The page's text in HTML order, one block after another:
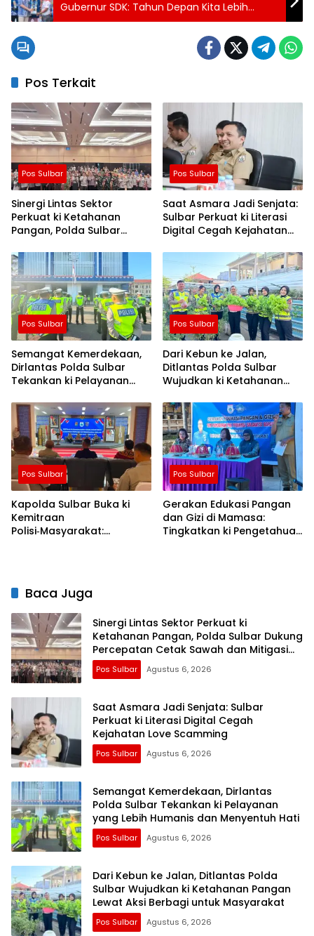
Gubernur SDK: Tahun Depan Kita Lebih
Meriahkan Lagi
Pos Terkait
Pos Sulbar
Sinergi Lintas Sektor
Perkuat ki Ketahanan
Pangan, Polda Sulbar
Sawah dan Mitigasi
Kekeringan
Pos Sulbar
Saat Asmara Jadi Senjata:
Sulbar Perkuat ki Literasi
Digital Cegah Kejahatan
Pos Sulbar
Semangat Kemerdekaan,
Dirlantas Polda Sulbar
Tekankan ki Pelayanan
Menyentuh Hati
Pos Sulbar
Dari Kebun ke Jalan,
Ditlantas Polda Sulbar
Wujudkan ki Ketahanan
untuk Masyarakat
Pos Sulbar
Kapolda Sulbar Buka ki
Kemitraan
Polisi‑Masyarakat:
Pos Sulbar
Gerakan Edukasi Pangan
dan Gizi di Mamasa:
Tingkatkan ki Pengetahuan
Baca Juga
Sinergi Lintas Sektor Perkuat ki
Ketahanan Pangan, Polda Sulbar Dukung
Percepatan Cetak Sawah dan Mitigasi
Kekeringan
Pos Sulbar Agustus 6, 2026
Saat Asmara Jadi Senjata: Sulbar
Perkuat ki Literasi Digital Cegah
Kejahatan Love Scamming
Pos Sulbar Agustus 6, 2026
Semangat Kemerdekaan, Dirlantas
Polda Sulbar Tekankan ki Pelayanan
yang Lebih Humanis dan Menyentuh Hati
Pos Sulbar Agustus 6, 2026
Dari Kebun ke Jalan, Ditlantas Polda
Sulbar Wujudkan ki Ketahanan Pangan
Lewat Aksi Berbagi untuk Masyarakat
Pos Sulbar Agustus 6, 2026